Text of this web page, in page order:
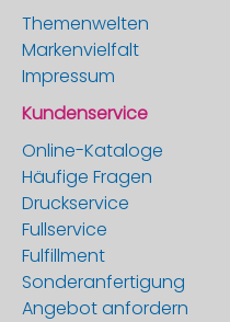
Themenwelten
Markenvielfalt
Impressum
Kundenservice
Online-Kataloge
Häufige Fragen
Druckservice
Fullservice
Fulfillment
Sonderanfertigung
Angebot anfordern